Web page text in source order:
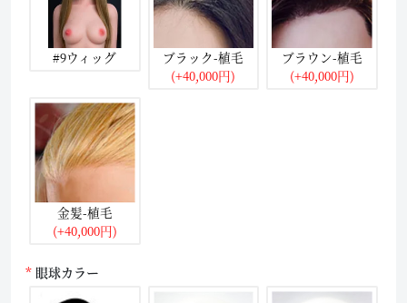
#9ウィッグ
ブラック-植毛
(+40,000円)
ブラウン-植毛
(+40,000円)
金髪-植毛
(+40,000円)
眼球カラー